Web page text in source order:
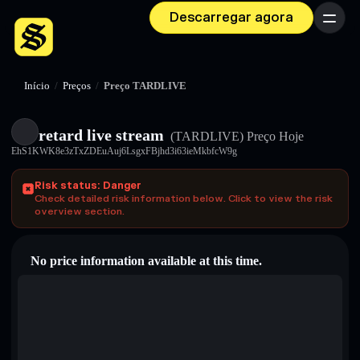
Descarregar agora Menu
Início / Preços / Preço TARDLIVE
retard live stream (TARDLIVE) Preço Hoje
EhS1KWK8e3zTxZDEuAuj6LsgxFBjhd3i63ieMkbfcW9g
Risk status: Danger
Check detailed risk information below. Click to view the risk
overview section.
No price information available at this time.